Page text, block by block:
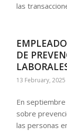
las
DE
13 February, 2025
En
sobre
las personas